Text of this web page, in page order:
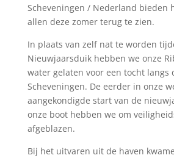
Scheveningen / Nederland bieden
allen deze zomer terug te zien.
In plaats van zelf nat te worden
Nieuwjaarsduik hebben we onze
water gelaten voor een tocht langs
Scheveningen. De eerder in onze
aangekondigde start van de
onze boot hebben we om
afgeblazen.
Bij het uitvaren uit de haven